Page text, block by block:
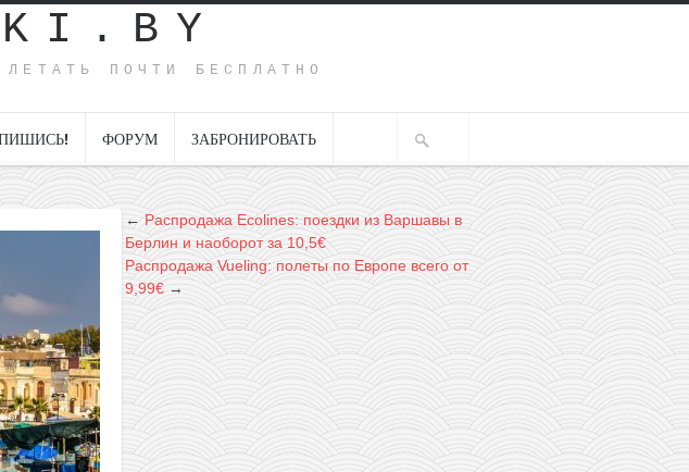
ПОЧТИ БЕСПЛАТНО
ФОРУМ ЗАБРОНИРОВАТЬ
←Распродажа Ecolines: поездки из Варшавы в
Берлин и наоборот за 10,5€
Распродажа Vueling: полеты по Европе всего от
9,99€ →